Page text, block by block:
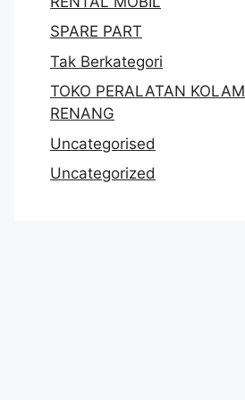
SPARE PART
Tak Berkategori
TOKO PERALATAN KOLAM
RENANG
Uncategorised
Uncategorized